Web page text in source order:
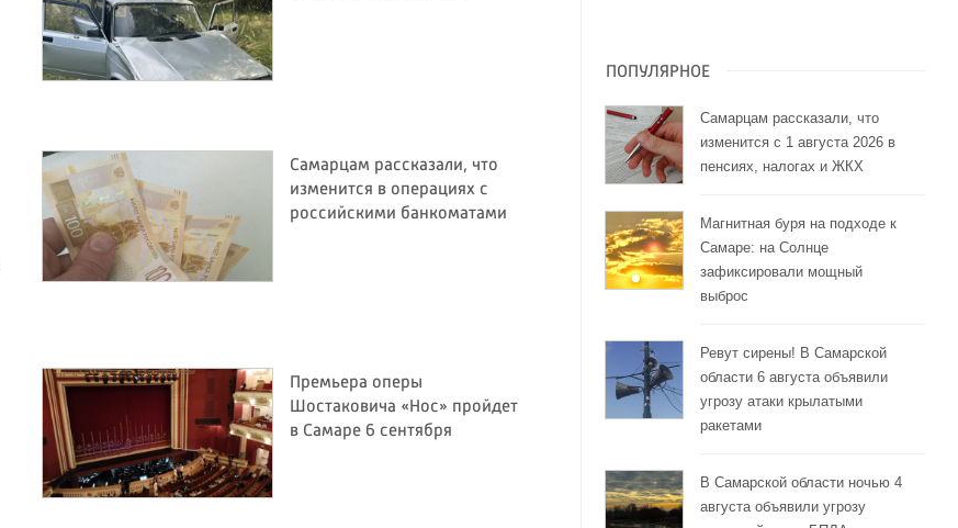
Самарцам рассказали, что
изменится в операциях с
российскими банкоматами
Премьера оперы
Шостаковича «Нос» пройдет
в Самаре 6 сентября
ПОПУЛЯРНОЕ
Самарцам рассказали, что
изменится с 1 августа 2026 в
пенсиях, налогах и ЖКХ
Магнитная буря на подходе к
Самаре: на Солнце
зафиксировали мощный
выброс
Ревут сирены! В Самарской
области 6 августа объявили
угрозу атаки крылатыми
ракетами
В Самарской области ночью 4
августа объявили угрозу